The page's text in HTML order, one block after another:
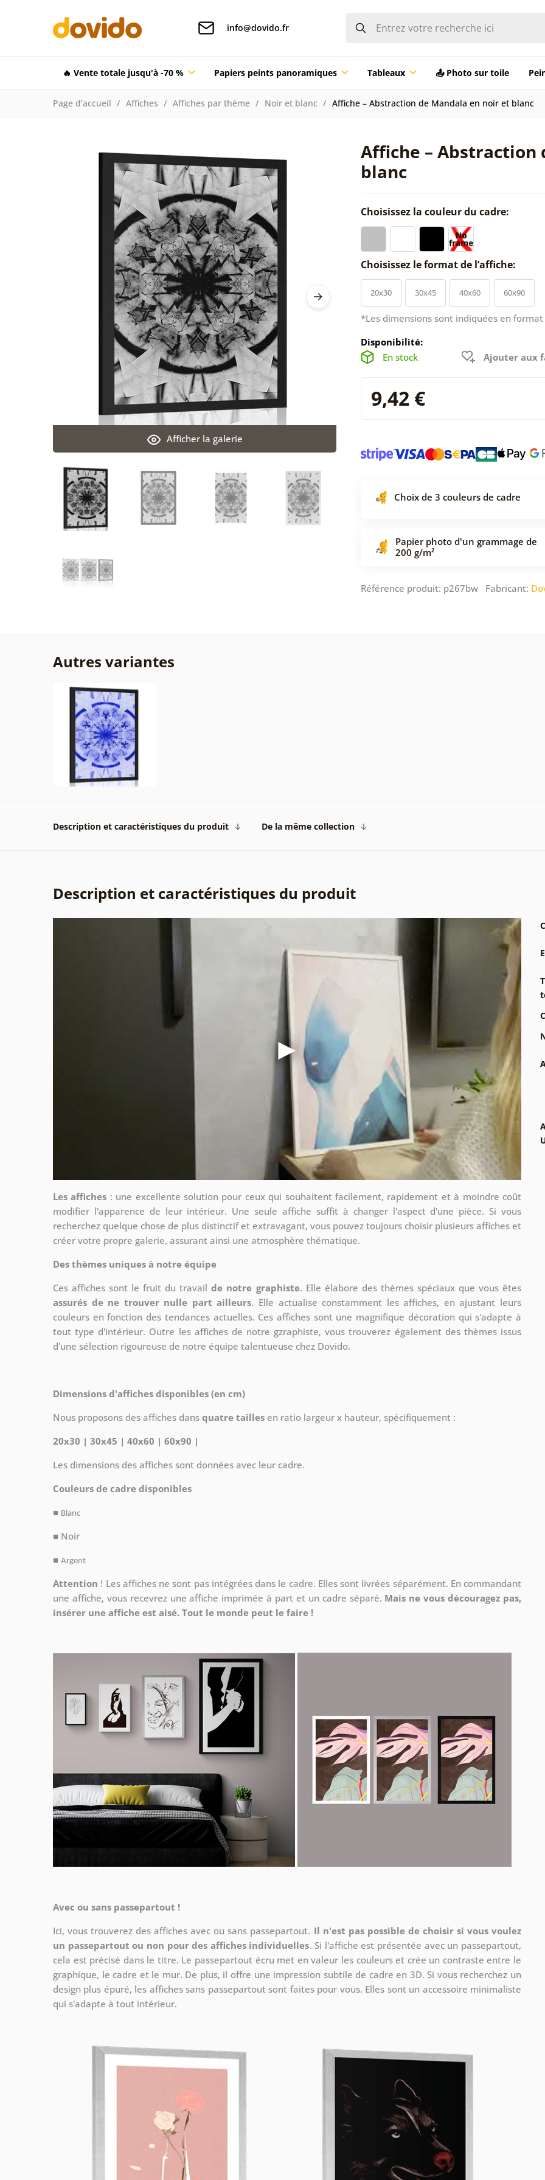
info@dovido.fr
🔥 Vente totale jusqu'à -70 % Papiers peints panoramiques Tableaux 📤 Photo sur toile
Page d’accueil Affiches Affiches par thème Noir et blanc Affiche – Abstraction de Mandala en noir et blanc
Affiche – Abstraction
blanc
Afficher la galerie
Choisissez la couleur du cadre:
Choisissez le format de l’affiche:
20x30 30x45 40x60 60x90
*Les dimensions sont indiquées en
Disponibilité:
En stock
Ajouter aux
9,42 €
Choix de 3 couleurs de cadre
Papier photo d'un grammage de
200 g/m²
Référence produit: p267bw Fabricant:
Autres variantes
Description et caractéristiques du produit De la même collection
Description et caractéristiques du produit
Les affiches : une excellente solution pour ceux qui souhaitent facilement, rapidement et à moindre coût
modifier l'apparence de leur intérieur. Une seule affiche suffit à changer l'aspect d'une pièce. Si vous
recherchez quelque chose de plus distinctif et extravagant, vous pouvez toujours choisir plusieurs affiches et
créer votre propre galerie, assurant ainsi une atmosphère thématique.
Des thèmes uniques à notre équipe
Ces affiches sont le fruit du travail de notre graphiste. Elle élabore des thèmes spéciaux que vous êtes
assurés de ne trouver nulle part ailleurs. Elle actualise constamment les affiches, en ajustant leurs
couleurs en fonction des tendances actuelles. Ces affiches sont une magnifique décoration qui s'adapte à
tout type d'intérieur. Outre les affiches de notre gzraphiste, vous trouverez également des thèmes issus
d'une sélection rigoureuse de notre équipe talentueuse chez Dovido.
Dimensions d'affiches disponibles (en cm)
Nous proposons des affiches dans quatre tailles en ratio largeur x hauteur, spécifiquement :
20x30 | 30x45 | 40x60 | 60x90 |
Les dimensions des affiches sont données avec leur cadre.
Couleurs de cadre disponibles
■ Blanc
■ Noir
■ Argent
Attention ! Les affiches ne sont pas intégrées dans le cadre. Elles sont livrées séparément. En commandant
une affiche, vous recevrez une affiche imprimée à part et un cadre séparé. Mais ne vous découragez pas,
insérer une affiche est aisé. Tout le monde peut le faire !
Avec ou sans passepartout !
Ici, vous trouverez des affiches avec ou sans passepartout. Il n'est pas possible de choisir si vous voulez
un passepartout ou non pour des affiches individuelles. Si l'affiche est présentée avec un passepartout,
cela est précisé dans le titre. Le passepartout écru met en valeur les couleurs et crée un contraste entre le
graphique, le cadre et le mur. De plus, il offre une impression subtile de cadre en 3D. Si vous recherchez un
design plus épuré, les affiches sans passepartout sont faites pour vous. Elles sont un accessoire minimaliste
qui s'adapte à tout intérieur.